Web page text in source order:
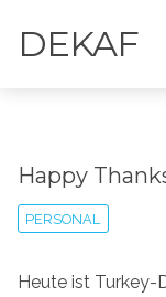
DEKAF
Happy
PERSONAL
Heute ist Turkey-